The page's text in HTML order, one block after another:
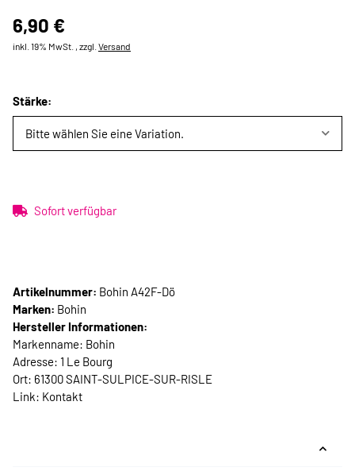
6,90 €
inkl. 19% MwSt. , zzgl. Versand
Stärke:
Bitte wählen Sie eine Variation.
Sofort verfügbar
Artikelnummer: Bohin A42F-Dö
Marken: Bohin
Hersteller Informationen:
Markenname: Bohin
Adresse: 1 Le Bourg
Ort: 61300 SAINT-SULPICE-SUR-RISLE
Link: Kontakt